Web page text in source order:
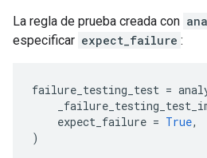
La regla de prueba creada con
especificar expect_failure :
failure_testing_test =
expect_failure = True,
)